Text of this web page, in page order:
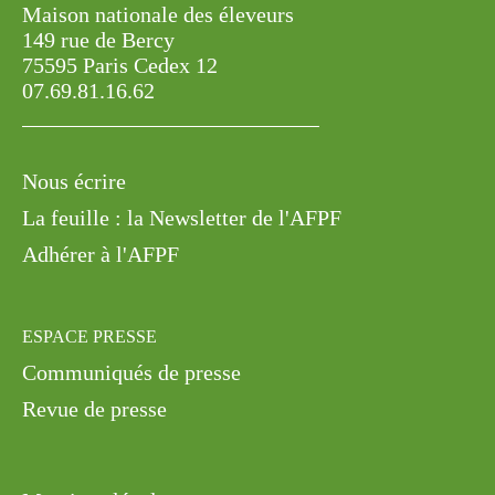
Maison nationale des éleveurs
149 rue de Bercy
75595 Paris Cedex 12
07.69.81.16.62
Nous écrire
La feuille : la Newsletter de l'AFPF
Adhérer à l'AFPF
ESPACE PRESSE
Communiqués de presse
Revue de presse